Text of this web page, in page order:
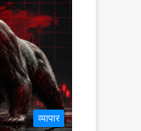
व्यापार